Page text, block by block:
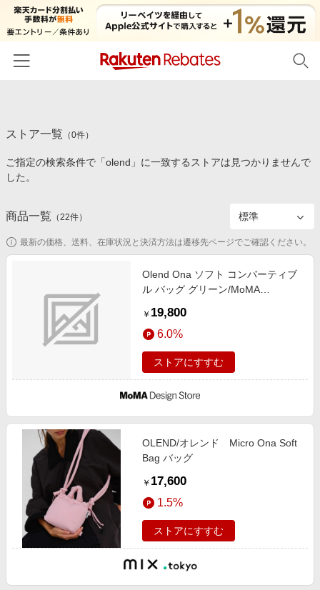
カテゴリー一覧
百貨店・総合ECモール
食品・スイーツ・お酒
コスメ・健康・医薬品
家電・PC・スマホ・カメラ
スポーツ・アウトドア・ゴルフ
旅行・レジャー・ホテル予約
生活・お役立ち
金融・マネー・保険
デジタルコンテンツ
ビジネス・その他サービス
イベント一覧
初回購入者限定特典
対象ストア新規限定特典
楽天ペイ導入ストア
楽天サービス特集
わくわく夏特集
Apple公式サイト×楽天カード分割払い
Qoo10メガポ
Samsung ボーナスキャンペーン
週末の高還元 夏の長期版
ストア一覧 （0件）
ご指定の検索条件で「olend」に一致するストアは見つかりませんで
した。
商品一覧 （22件）
最新の価格、送料、在庫状況と決済方法は遷移先ページでご確認ください。
Olend Ona ソフト コンバーティブ
ル バッグ グリーン/MoMA
￥ 19,800
6.0%
ストアにすすむ
OLEND/オレンド Micro Ona Soft
Bag バッグ
￥ 17,600
1.5%
ストアにすすむ